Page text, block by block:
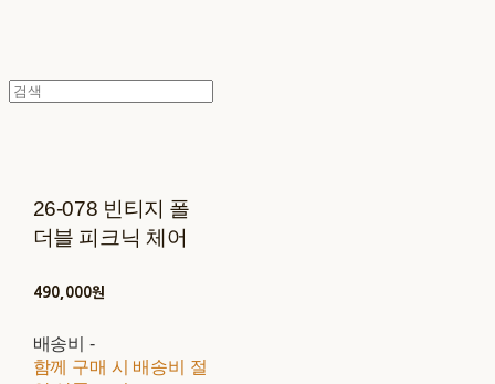
26-078 빈티지 폴
더블 피크닉 체어
490,000원
배송비 -
함께 구매 시 배송비 절